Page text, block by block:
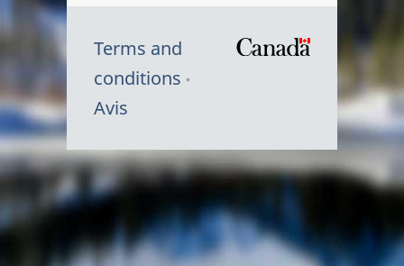
Terms and
conditions
Avis
Symbole
du
Canada